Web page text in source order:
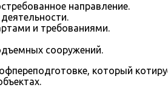
направление.
и требованиями.
сооружений.
который